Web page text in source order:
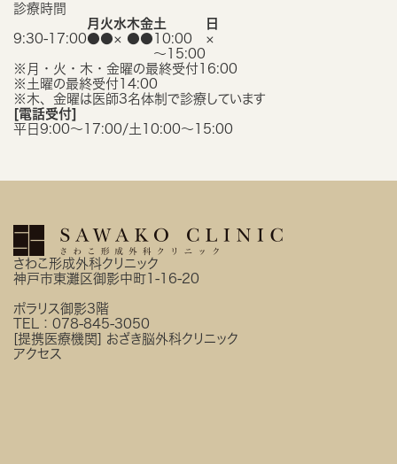
診療時間
月 火水木金土
日
9:30-17:00●●× ●● 10:00
〜15:00
×
※月・火・木・金曜の最終受付16:00
※土曜の最終受付14:00
※木、金曜は医師3名体制で診療しています
[電話受付]
平日9:00〜17:00/土10:00〜15:00
さわこ形成外科クリニック
神戸市東灘区御影中町1-16-20
ポラリス御影3階
TEL： 078-845-3050
[提携医療機関] おざき脳外科クリニック
アクセス